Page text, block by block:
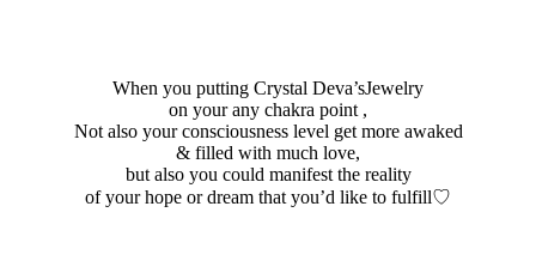
When you putting Crystal Deva’sJewelry
on your any chakra point ,
Not also your consciousness level get more awaked
& filled with much love,
but also you could manifest the reality
of your hope or dream that you’d like to fulfill♡